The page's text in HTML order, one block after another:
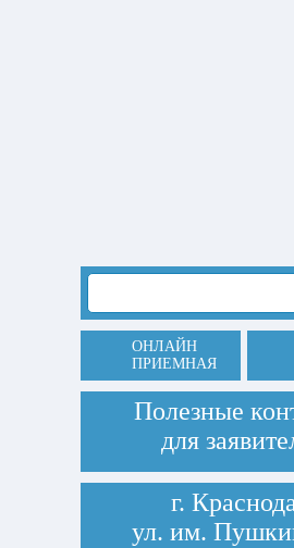
ОНЛАЙН
ПРИЕМНАЯ
Полезные
для
г.
ул. им.